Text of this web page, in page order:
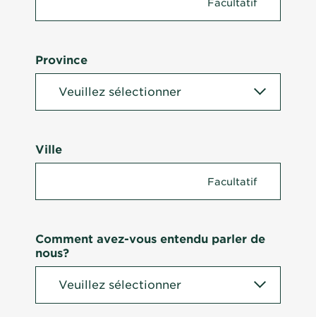
Province
Ville
Comment avez-vous entendu parler de
nous?